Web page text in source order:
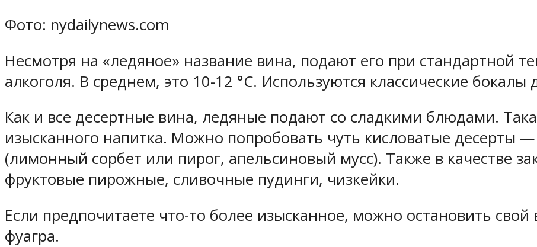
Фото: nydailynews.com
Несмотря на «ледяное» название вина, подают его при стандартной
алкоголя. В среднем, это 10-12 °C. Используются классические бокалы
Как и все десертные вина, ледяные подают со сладкими блюдами.
изысканного напитка. Можно попробовать чуть кисловатые десерты
(лимонный сорбет или пирог, апельсиновый мусс). Также в качестве
фруктовые пирожные, сливочные пудинги, чизкейки.
Если предпочитаете что-то более изысканное, можно остановить
фуагра.